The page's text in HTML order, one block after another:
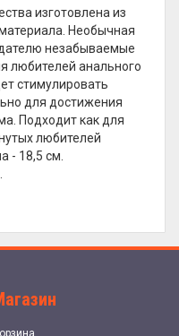
изготовлена из
Необычная
незабываемые
любителей анального
стимулировать
для достижения
Подходит как для
любителей
- 18,5 см.